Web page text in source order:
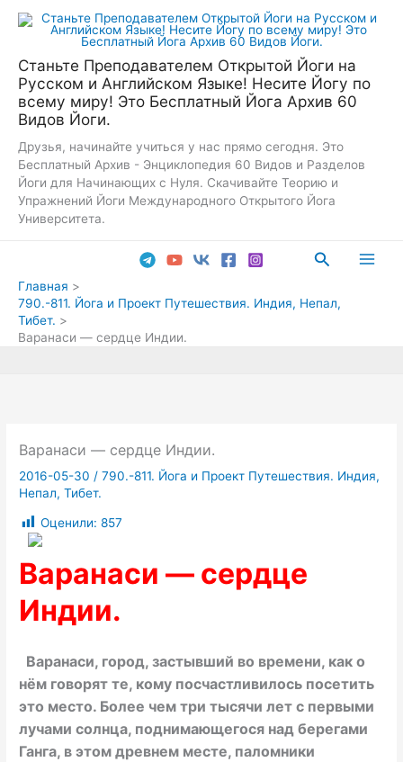
Перейти
Станьте Преподавателем Открытой Йоги на
Русском и Английском Языке! Несите Йогу по
всему миру! Это Бесплатный Йога Архив 60
Видов Йоги.
Друзья, начинайте учиться у нас прямо сегодня. Это
Бесплатный Архив - Энциклопедия 60 Видов и Разделов
Йоги для Начинающих с Нуля. Скачивайте Теорию и
Упражнений Йоги Международного Открытого Йога
Университета.
Поиск
Главная
790.-811. Йога и Проект Путешествия. Индия, Непал,
Тибет.
Варанаси — сердце Индии.
Варанаси — сердце Индии.
2016-05-30 /790.-811. Йога и Проект Путешествия. Индия,
Непал, Тибет.
Оценили: 857
Варанаси — сердце
Индии.
Варанаси, город, застывший во времени, как о
нём говорят те, кому посчастливилось посетить
это место. Более чем три тысячи лет с первыми
лучами солнца, поднимающегося над берегами
Ганга, в этом древнем месте, паломники